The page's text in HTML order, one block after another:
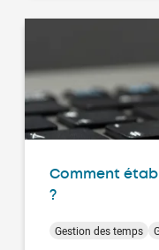
Comment
?
Gestion des temps